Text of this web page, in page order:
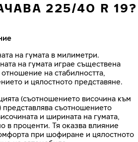
225/40 R 19?
на гумата в милиметри.
на гумата играе съществена
на стабилността,
и цялостното представяне.
(съотношението височина към
представлява съотношението
и ширината на гумата,
в проценти. Тя оказва влияние
при шофиране и цялостното